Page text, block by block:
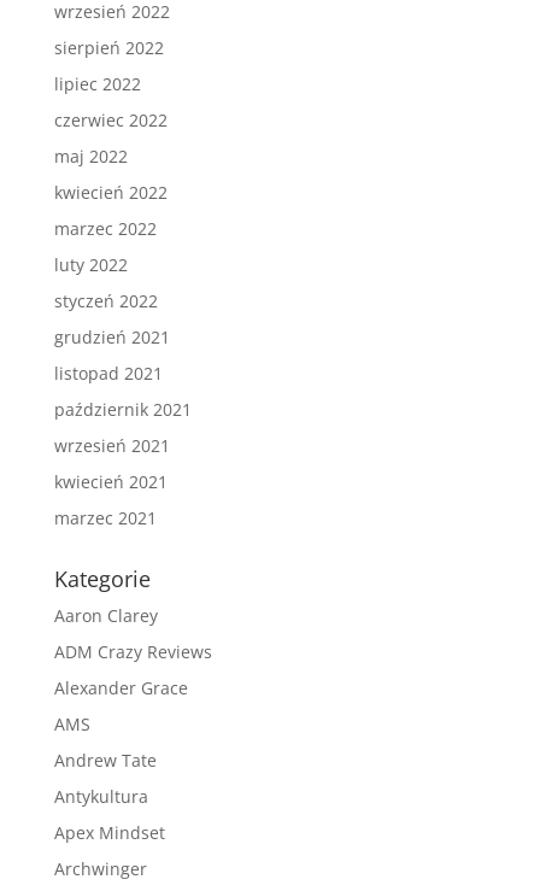
wrzesień 2022
sierpień 2022
lipiec 2022
czerwiec 2022
maj 2022
kwiecień 2022
marzec 2022
luty 2022
styczeń 2022
grudzień 2021
listopad 2021
październik 2021
wrzesień 2021
kwiecień 2021
marzec 2021
Kategorie
Aaron Clarey
ADM Crazy Reviews
Alexander Grace
AMS
Andrew Tate
Antykultura
Apex Mindset
Archwinger